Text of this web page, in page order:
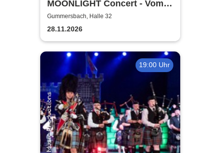
MOONLIGHT Concert - Vom
Rhythmus des Lebens -
Rhythm, Songs, Lyrics &
Classic
Gummersbach, Halle 32
28.11.2026
19:00 Uhr